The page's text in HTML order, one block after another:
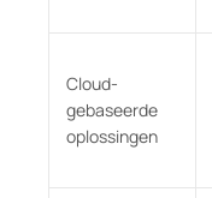
Cloud-
gebaseerde
oplossingen